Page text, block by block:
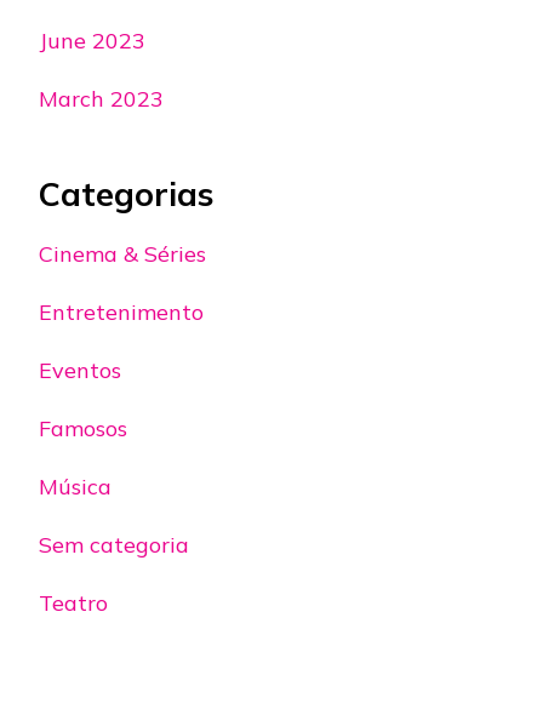
June 2023
March 2023
Categorias
Cinema & Séries
Entretenimento
Eventos
Famosos
Música
Sem categoria
Teatro